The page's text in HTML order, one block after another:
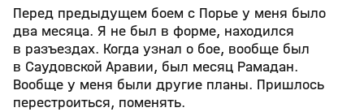
Перед предыдущем боем с Порье у меня было
два месяца. Я не был в форме, находился
в разъездах. Когда узнал о бое, вообще был
в Саудовской Аравии, был месяц Рамадан.
Вообще у меня были другие планы. Пришлось
перестроиться, поменять.